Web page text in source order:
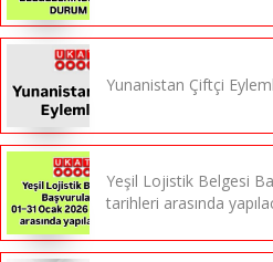
Yunanistan Çiftçi
Yeşil Lojistik Belgesi
tarihleri arasında